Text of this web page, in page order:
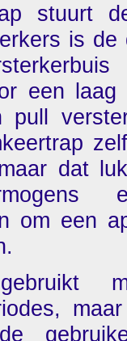
stuurt
is de
een laag
pull
dat
om een